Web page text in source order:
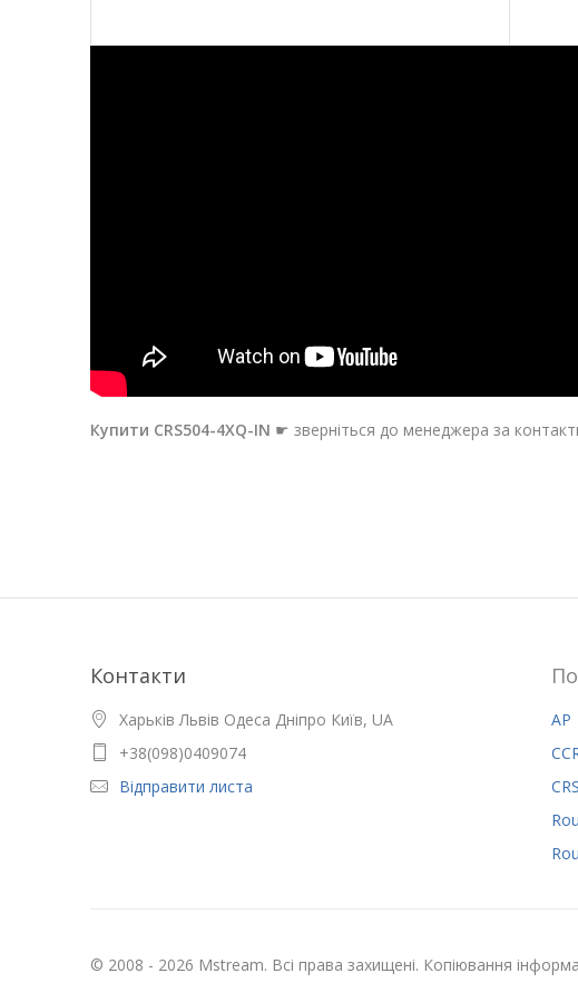
Купити CRS504-4XQ-IN ☛ зверніться до менеджера за
Контакти
Харьків Львів Одеса Дніпро Київ, UA
+38(098)0409074
Відправити листа
AP
© 2008 - 2026 Mstream. Всі права захищені. Копіювання